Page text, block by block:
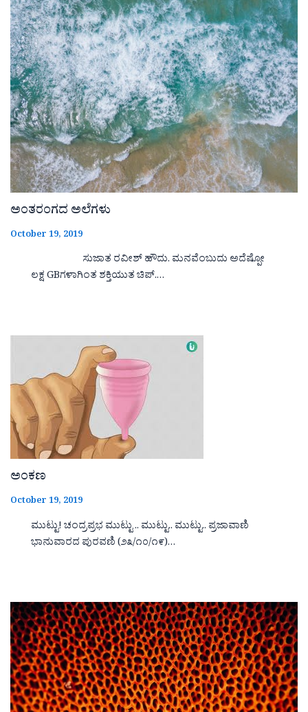
ಅಂತರಂಗದ ಅಲೆಗಳು
October 19, 2019
ಸುಜಾತ ರವೀಶ್ ಹೌದು. ಮನವೆಂಬುದು ಅದೆಷ್ಪೋ
ಲಕ್ಷ GBಗಳಾಗಿಂತ ಶಕ್ತಿಯುತ ಚಿಪ್.…
ಅಂಕಣ
October 19, 2019
ಮುಟ್ಟು! ಚಂದ್ರಪ್ರಭ ಮುಟ್ಟು .. ಮುಟ್ಟು.. ಮುಟ್ಟು.. ಪ್ರಜಾವಾಣಿ
ಭಾನುವಾರದ ಪುರವಣಿ (೨೩/೧೦/೧೯)…